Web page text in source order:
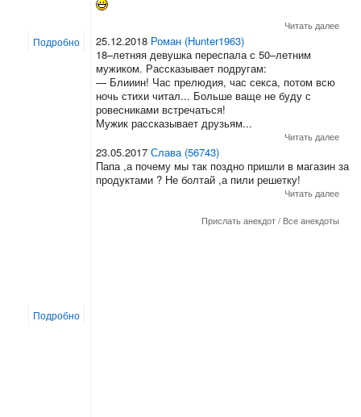
Подробно
Подробно
Читать далее
25.12.2018 Роман (Hunter1963)
18–летняя девушка переспала с 50–летним
мужиком. Рассказывает подругам:
— Блииин! Час прелюдия, час секса, потом всю
ночь стихи читал... Больше ваще не буду с
ровесниками встречаться!
Мужик рассказывает друзьям...
Читать далее
23.05.2017 Слава (56743)
Папа ,а почему мы так поздно пришли в магазин за
продуктами ? Не болтай ,а пили решетку!
Читать далее
Прислать анекдот/ Все анекдоты